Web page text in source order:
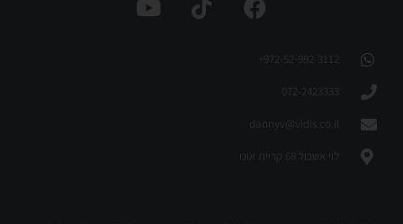
972-52-992-3112⁩+
072-2423333
dannyv@vidis.co.il
לוי אשכול 68 קריית אונו